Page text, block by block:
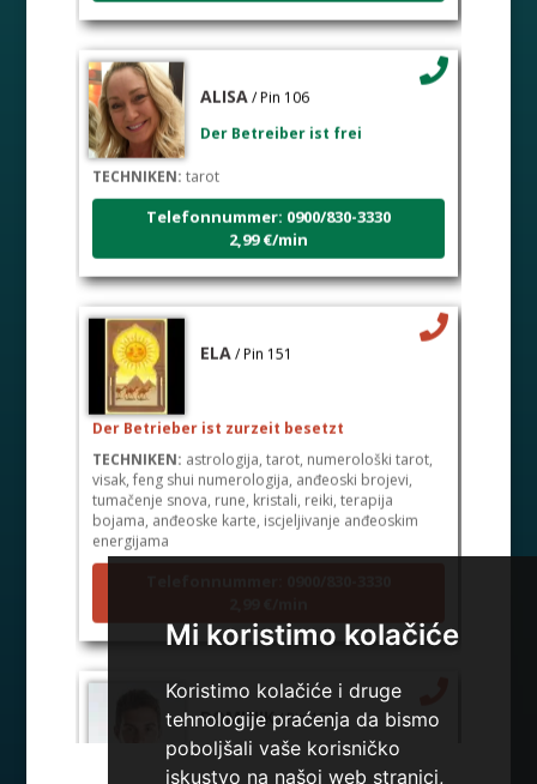
Mi koristimo kolačiće
Koristimo kolačiće i druge
tehnologije praćenja da bismo
poboljšali vaše korisničko
iskustvo na našoj web stranici,
ALISA / Pin 106
Der Betreiber ist frei
TECHNIKEN:tarot
Telefonnummer: 0900/830-3330
2,99 €/min
ELA / Pin 151
Der Betrieber ist zurzeit besetzt
TECHNIKEN: astrologija, tarot, numerološki tarot,
visak, feng shui numerologija, anđeoski brojevi,
tumačenje snova, rune, kristali, reiki, terapija
bojama, anđeoske karte, iscjeljivanje anđeoskim
energijama
DOMINIK / Pin 127